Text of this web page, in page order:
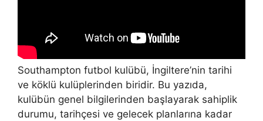
Southampton futbol kulübü, İngiltere’nin tarihi
ve köklü kulüplerinden biridir. Bu yazıda,
kulübün genel bilgilerinden başlayarak sahiplik
durumu, tarihçesi ve gelecek planlarına kadar